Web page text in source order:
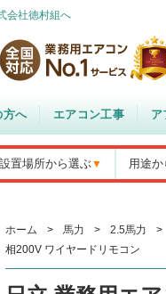
会社徳村組へ
方へ エアコン工事 ア
設置場所から選ぶ 用途
ホーム > 馬力 > 2.5馬力 >
相200V ワイヤードリモコン